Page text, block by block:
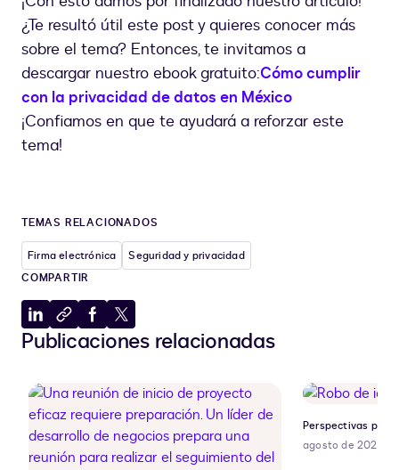
¿Te resultó útil este post y quieres conocer más
sobre el tema? Entonces, te invitamos a
descargar nuestro ebook gratuito:Cómo cumplir
con la privacidad de datos en México
¡Confiamos en que te ayudará a reforzar este
tema!
TEMAS RELACIONADOS
Firma electrónica
Seguridad y privacidad
COMPARTIR
Compartir
en
Copiar
al
Compartir
en
Compartir
en
Publicaciones relacionadas
Perspectivas para
agosto de 2026